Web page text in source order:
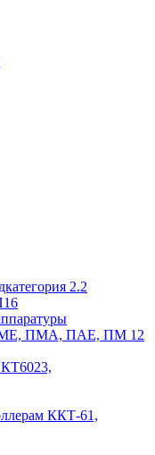
2.2
ПМЕ, ПМА, ПАЕ, ПМ 12
КТ6023,
ККТ-61,